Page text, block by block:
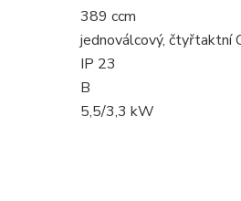
389 ccm
jednoválcový, čtyřtaktní
IP 23
B
5,5/3,3 kW